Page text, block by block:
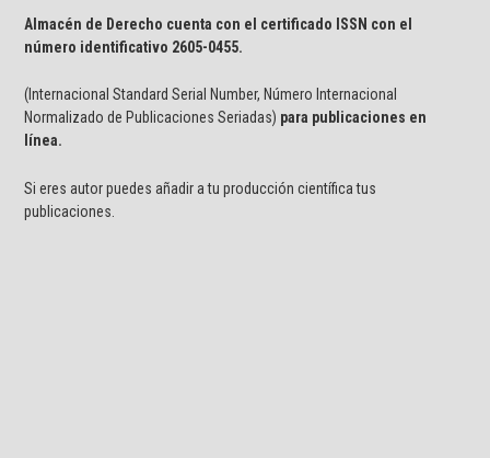
Almacén de Derecho cuenta con el certificado ISSN con el
número identificativo 2605-0455.
(Internacional Standard Serial Number, Número Internacional
Normalizado de Publicaciones Seriadas) para publicaciones en
línea.
Si eres autor puedes añadir a tu producción científica tus
publicaciones.